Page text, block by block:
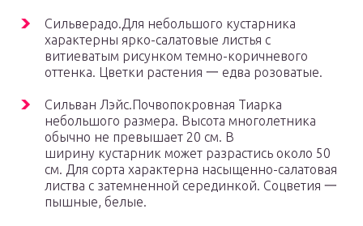
Сильверадо.Для небольшого кустарника
характерны ярко-салатовые листья с
витиеватым рисунком темно-коричневого
оттенка. Цветки растения 一 едва розоватые.
Сильван Лэйс.Почвопокровная Тиарка
небольшого размера. Высота многолетника
обычно не превышает 20 см. В
ширину кустарник может разрастись около 50
см. Для сорта характерна насыщенно-салатовая
листва с затемненной серединкой. Соцветия 一
пышные, белые.